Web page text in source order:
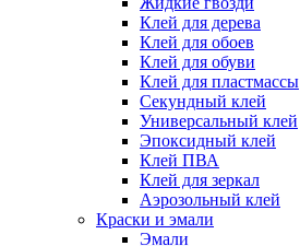
Клей для дерева
Клей для обоев
Клей для обуви
Клей для пластмассы
Секундный клей
Универсальный клей
Эпоксидный клей
Клей ПВА
Клей для зеркал
Аэрозольный клей
Краски и эмали
Эмали